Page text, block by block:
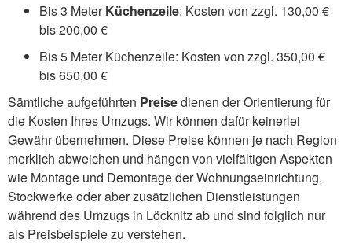
Bis 3 MeterKüchenzeile: Kosten von zzgl. 130,00 €
bis 200,00 €
Bis 5 Meter Küchenzeile: Kosten von zzgl. 350,00 €
bis 650,00 €
Sämtliche aufgeführten Preisedienen der Orientierung für
die Kosten Ihres Umzugs. Wir können dafür keinerlei
Gewähr übernehmen. Diese Preise können je nach Region
merklich abweichen und hängen von vielfältigen Aspekten
wie Montage und Demontage der Wohnungseinrichtung,
Stockwerke oder aber zusätzlichen Dienstleistungen
während des Umzugs in Löcknitz ab und sind folglich nur
als Preisbeispiele zu verstehen.